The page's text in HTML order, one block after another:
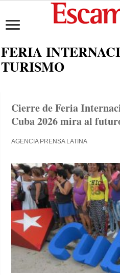
FERIA
TURISMO
Cierre de Feria
Cuba 2026 mira al
AGENCIA PRENSA LATINA